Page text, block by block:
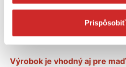
Prispôsobiť
Usporiadanie zásuviek:
IP20
Výrobok je vhodný aj pre